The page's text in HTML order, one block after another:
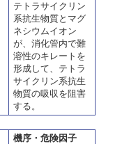
テトラサイクリン
系抗生物質とマグ
ネシウムイオン
が、消化管内で難
溶性のキレートを
形成して、テトラ
サイクリン系抗生
物質の吸収を阻害
する。
機序・危険因子